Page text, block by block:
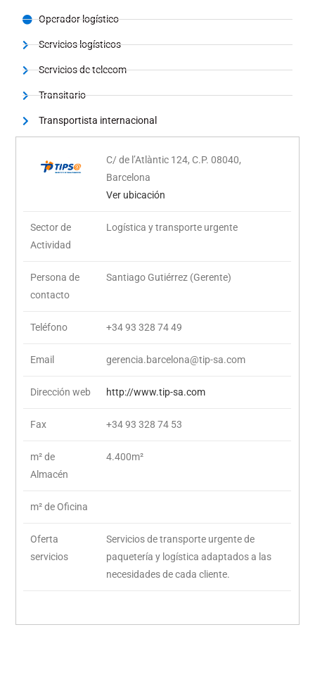
Operador logístico
Servicios logísticos
Servicios de telecom
Transitario
Transportista internacional
C/ de l’Atlàntic 124, C.P.08040,
Barcelona
Ver ubicación
Sector de
Actividad
Logística y transporte urgente
Persona de
contacto
Santiago Gutiérrez (Gerente)
Teléfono +34 93 328 74 49
Email gerencia.barcelona@tip-sa.com
Dirección web http://www.tip-sa.com
Fax +34 93 328 74 53
m² de
Almacén
4.400m²
m² de Oficina
Oferta
servicios
Servicios de transporte urgente de
paquetería y logística adaptados a las
necesidades de cada cliente.